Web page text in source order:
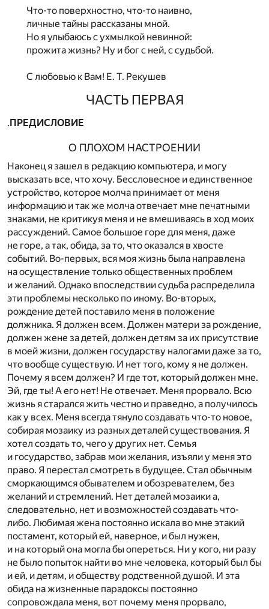
Что-то поверхностно, что-то наивно,
личные тайны рассказаны мной.
Но я улыбаюсь с ухмылкой невинной:
прожита жизнь? Ну и бог с ней, с судьбой.
С любовью к Вам! Е. Т. Рекушев
ЧАСТЬ ПЕРВАЯ
.ПРЕДИСЛОВИЕ
О ПЛОХОМ НАСТРОЕНИИ
Наконец я зашел в редакцию компьютера, и могу
высказать все, что хочу. Бессловесное и единственное
устройство, которое молча принимает от меня
информацию и так же молча отвечает мне печатными
знаками, не критикуя меня и не вмешиваясь в ход моих
рассуждений. Самое большое горе для меня, даже
не горе, а так, обида, за то, что оказался в хвосте
событий. Во-первых, вся моя жизнь была направлена
на осуществление только общественных проблем
и желаний. Однако впоследствии судьба распределила
эти проблемы несколько по иному. Во-вторых,
рождение детей поставило меня в положение
должника. Я должен всем. Должен матери за рождение,
должен жене за детей, должен детям за их присутствие
в моей жизни, должен государству налогами даже за то,
что вообще существую. И нет того, кому я не должен.
Почему я всем должен? И где тот, который должен мне.
Эй, где ты! А его нет! Не отвечает. Меня прорвало. Всю
жизнь я старался жить честно и праведно, а получилось
как у всех. Меня всегда тянуло создавать что-то новое,
собирая мозаику из разных деталей существования. Я
хотел создать то, чего у других нет. Семья
и государство, забрав мои желания, изъяли у меня это
право. Я перестал смотреть в будущее. Стал обычным
сморкающимся обывателем и обозревателем, без
желаний и стремлений. Нет деталей мозаики а,
следовательно, нет и возможностей создавать что-
либо. Любимая жена постоянно искала во мне этакий
постамент, который ей, наверное, и был нужен,
и на который она могла бы опереться. Ни у кого, ни разу
не было попыток найти во мне человека, который был бы
и ей, и детям, и обществу родственной душой. И эта
обида на жизненные парадоксы постоянно
сопровождала меня, вот почему меня прорвало,